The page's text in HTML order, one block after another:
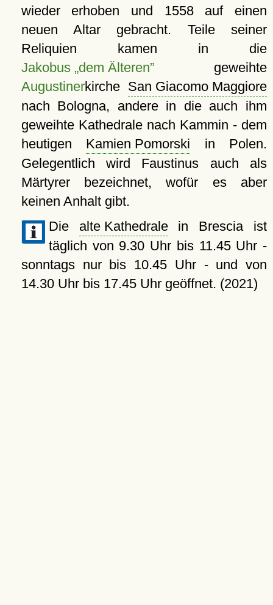
wieder erhoben und 1558 auf einen
neuen Altar gebracht. Teile seiner
Reliquien kamen in die
Jakobus „dem Älteren”geweihte
Augustinerkirche San Giacomo Maggiore
nach Bologna, andere in die auch ihm
geweihte Kathedrale nach Kammin - dem
heutigen Kamien Pomorski in Polen.
Gelegentlich wird Faustinus auch als
Märtyrer bezeichnet, wofür es aber
keinen Anhalt gibt.
Die alte Kathedralein Brescia ist
täglich von 9.30 Uhr bis 11.45 Uhr -
sonntags nur bis 10.45 Uhr - und von
14.30 Uhr bis 17.45 Uhr geöffnet. (2021)